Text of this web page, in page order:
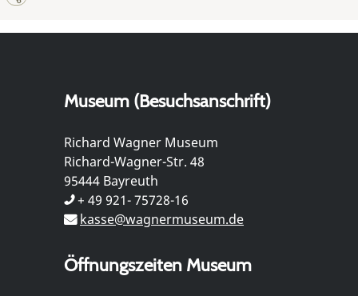
Museum (Besuchsanschrift)
Richard Wagner Museum
Richard-Wagner-Str. 48
95444 Bayreuth
+ 49 921- 75728-16
kasse@wagnermuseum.de
Öffnungszeiten Museum